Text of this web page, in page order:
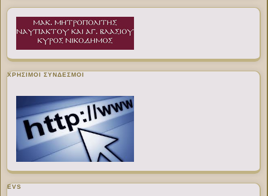
ΧΡΉΣΙΜΟΙ ΣΎΝΔΕΣΜΟΙ
EVS